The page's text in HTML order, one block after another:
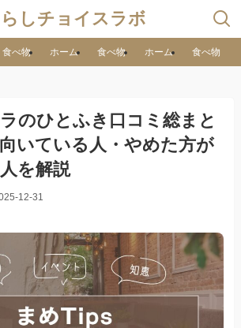
らしチョイスラボ
食べ物 ホーム 食べ物 ホーム 食べ物
のひとふき口コミ総まと
いている人・やめた方が
を解説
12-31